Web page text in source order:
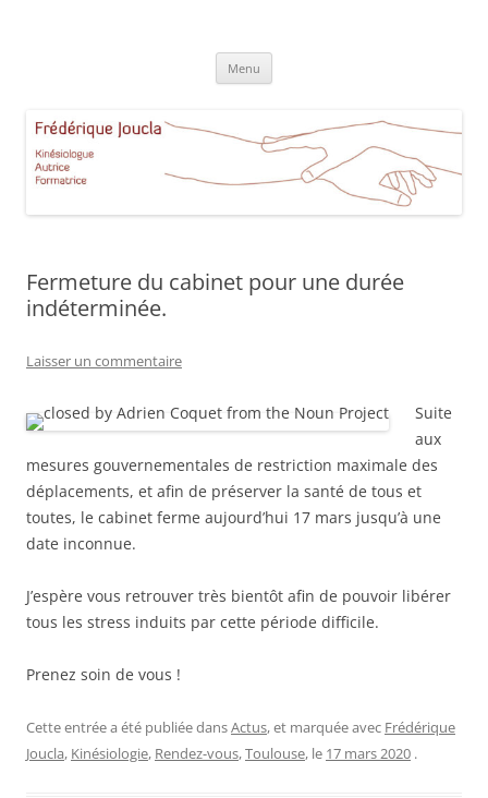
Aucamville Toulouse
Menu
Fermeture du cabinet pour une durée
indéterminée.
Laisser un commentaire
Suite
aux
mesures gouvernementales de restriction maximale des
déplacements, et afin de préserver la santé de tous et
toutes, le cabinet ferme aujourd’hui 17 mars jusqu’à une
date inconnue.
J’espère vous retrouver très bientôt afin de pouvoir libérer
tous les stress induits par cette période difficile.
Prenez soin de vous !
Cette entrée a été publiée dansActus, et marquée avec Frédérique
Joucla, Kinésiologie, Rendez-vous,Toulouse, le 17 mars 2020 .